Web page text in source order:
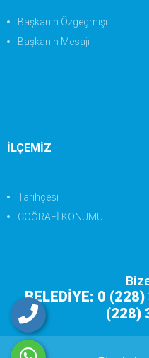
Başkanın Özgeçmişi
Başkanın Mesajı
İLÇEMİZ
Tarihçesi
COĞRAFİ KONUMU
BELEDİYE: 0
(228)